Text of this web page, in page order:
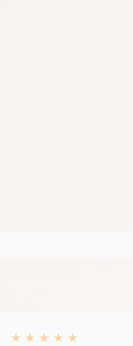
★ ★ ★ ★ ★